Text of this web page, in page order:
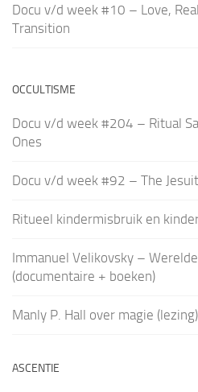
Docu v/d week #10 – Love,
Transition
OCCULTISME
Docu v/d week #204 – Ritual
Ones
Docu v/d week #92 – The
Ritueel kindermisbruik en
Immanuel Velikovsky –
(documentaire + boeken)
Manly P. Hall over magie (lezing)
ASCENTIE